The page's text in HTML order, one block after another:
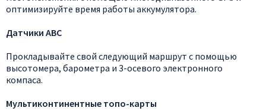
оптимизируйте время работы аккумулятора.
Датчики АВС
Прокладывайте свой следующий маршрут с помощью
высотомера, барометра и 3-осевого электронного
компаса.
Мультиконтинентные топо-карты